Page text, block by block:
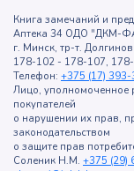
Книга замечаний и
Аптека 34 ОДО "ДКМ-
г. Минск, тр-т.
178-102 - 178-107,
Телефон: +375 (17)
Лицо, уполномоченное
покупателей
о нарушении их прав,
законодательством
о защите прав
Соленик Н.М. +375 (29)